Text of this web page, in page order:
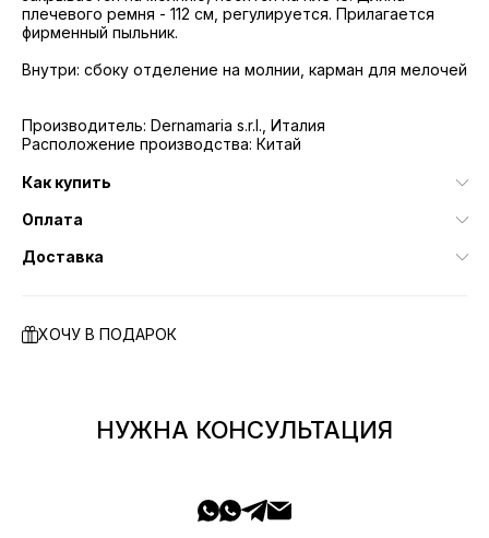
плечевого ремня - 112 см, регулируется. Прилагается
фирменный пыльник.
Внутри: сбоку отделение на молнии, карман для мелочей
Производитель: Dernamaria s.r.l., Италия
Расположение производства: Китай
Как купить
Оплата
Доставка
ХОЧУ В ПОДАРОК
НУЖНА КОНСУЛЬТАЦИЯ